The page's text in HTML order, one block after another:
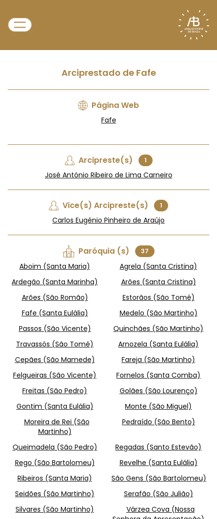
Arciprestado de Fafe
Página Web
Fafe
Arcipreste(s) 1
José António Ribeiro de Lima Carneiro
Vice(s) Arcipreste(s) 1
Carlos Eugénio Pinheiro de Araújo
Paróquia (s) 37
Aboim (Santa Maria)
Agrela (Santa Cristina)
Ardegão (Santa Marinha)
Arões (Santa Cristina)
Arões (São Romão)
Estorãos (São Tomé)
Fafe (Santa Eulália)
Medelo (São Martinho)
Passos (São Vicente)
Quinchães (São Martinho)
Travassós (São Tomé)
Arnozela (Santa Eulália)
Cepães (São Mamede)
Fareja (São Martinho)
Felgueiras (São Vicente)
Fornelos (Santa Comba)
Freitas (São Pedro)
Golães (São Lourenço)
Gontim (Santa Eulália)
Monte (São Miguel)
Moreira de Rei (São
Martinho)
Pedraído (São Bento)
Queimadela (São Pedro)
Regadas (Santo Estevão)
Rego (São Bartolomeu)
Revelhe (Santa Eulália)
Ribeiros (Santa Maria)
São Gens (São Bartolomeu)
Seidões (São Martinho)
Serafão (São Julião)
Silvares (São Martinho)
Várzea Cova (Nossa